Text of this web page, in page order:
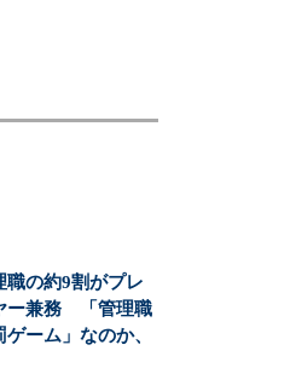
職の約9割がプレ
ー兼務 「管理職
ゲーム」なのか、